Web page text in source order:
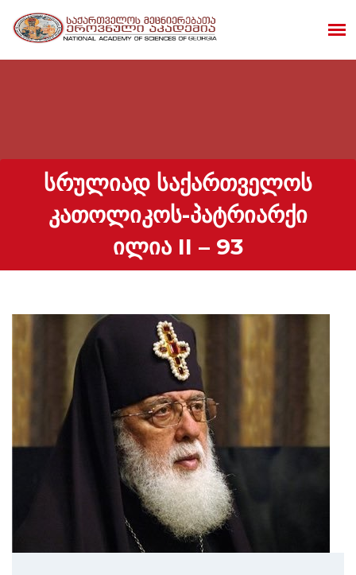
ᲡᲠᲣᲚᲘᲐᲓ ᲡᲐᲥᲐᲠᲗᲕᲔᲚᲝᲡ
ᲙᲐᲗᲝᲚᲘᲙᲝᲡ-ᲞᲐᲢᲠᲘᲐᲠᲥᲘ
ᲘᲚᲘᲐ II – 93